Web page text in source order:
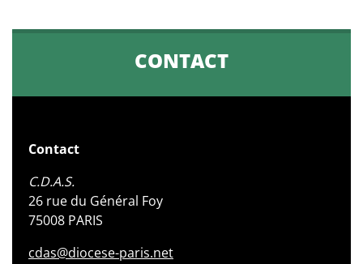
CONTACT
Contact
C.D.A.S.
26 rue du Général Foy
75008 PARIS
cdas@diocese-paris.net